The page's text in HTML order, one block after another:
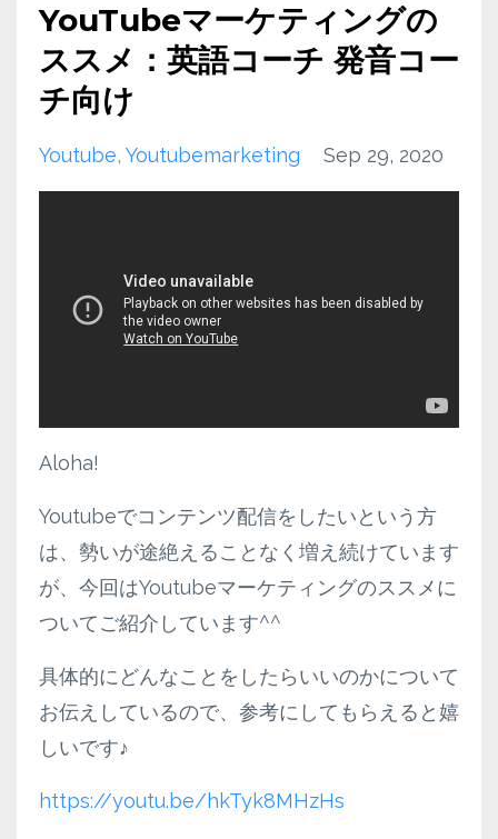
YouTubeマーケティングの
ススメ：英語コーチ 発音コー
チ向け
Youtube Youtubemarketing Sep 29, 2020
Aloha!
Youtubeでコンテンツ配信をしたいという方
は、勢いが途絶えることなく増え続けています
が、今回はYoutubeマーケティングのススメに
ついてご紹介しています^^
具体的にどんなことをしたらいいのかについて
お伝えしているので、参考にしてもらえると嬉
しいです♪
https://youtu.be/hkTyk8MHzHs